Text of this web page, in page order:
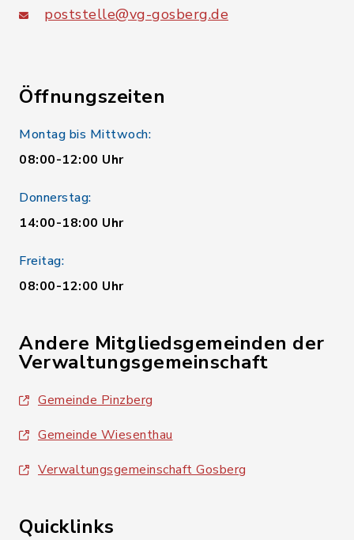
poststelle@vg-gosberg.de
Öffnungszeiten
Montag bis Mittwoch:
08:00-12:00 Uhr
Donnerstag:
14:00-18:00 Uhr
Freitag:
08:00-12:00 Uhr
Andere Mitgliedsgemeinden der
Verwaltungsgemeinschaft
Gemeinde Pinzberg
Gemeinde Wiesenthau
Verwaltungsgemeinschaft Gosberg
Quicklinks